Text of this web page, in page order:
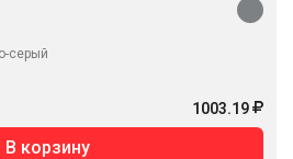
серый
1003.19
В корзину